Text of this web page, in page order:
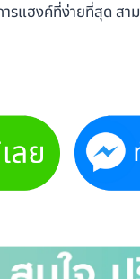
ารแฮงค์ที่ง่ายที่สุด